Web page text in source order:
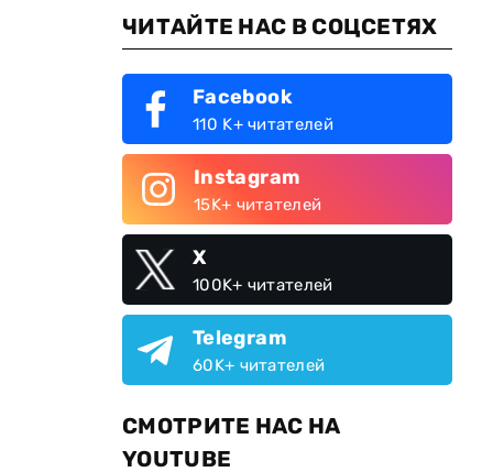
ЧИТАЙТЕ НАС В СОЦСЕТЯХ
Facebook
110 K+ читателей
Instagram
15K+ читателей
X
100K+ читателей
Telegram
60K+ читателей
СМОТРИТЕ НАС НА
YOUTUBE